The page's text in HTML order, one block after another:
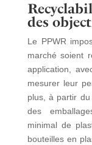
des
Le PPWR
marché soient
application,
mesurer leur
plus, à partir
des
minimal de
bouteilles en